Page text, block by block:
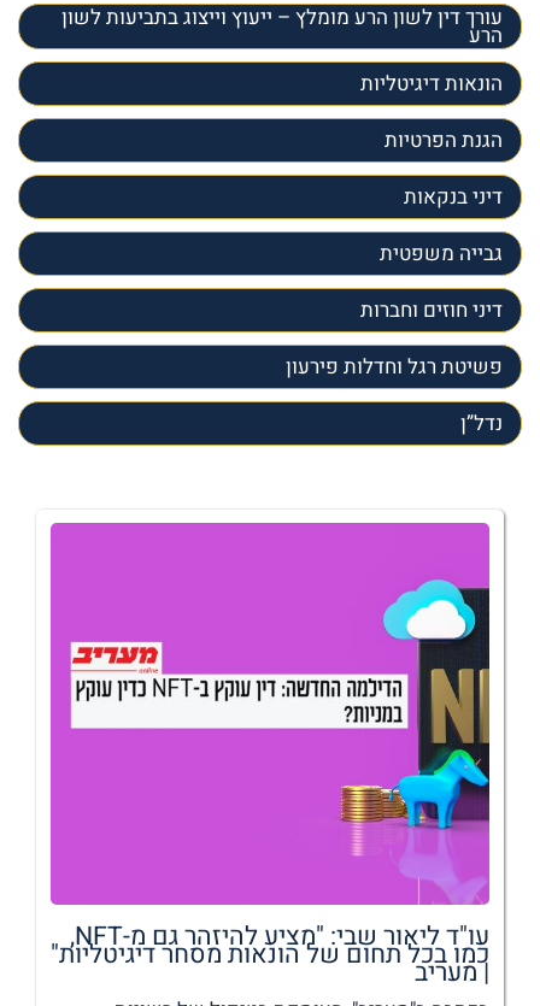
עורך דין לשון הרע מומלץ – ייעוץ וייצוג בתביעות לשון
הרע
הונאות דיגיטליות
הגנת הפרטיות
דיני בנקאות
גבייה משפטית
דיני חוזים וחברות
פשיטת רגל וחדלות פירעון
נדל”ן
עו"ד ליאור שבי: "מציע להיזהר גם מ-NFT,
כמו בכל תחום של הונאות מסחר דיגיטליות"
| מעריב